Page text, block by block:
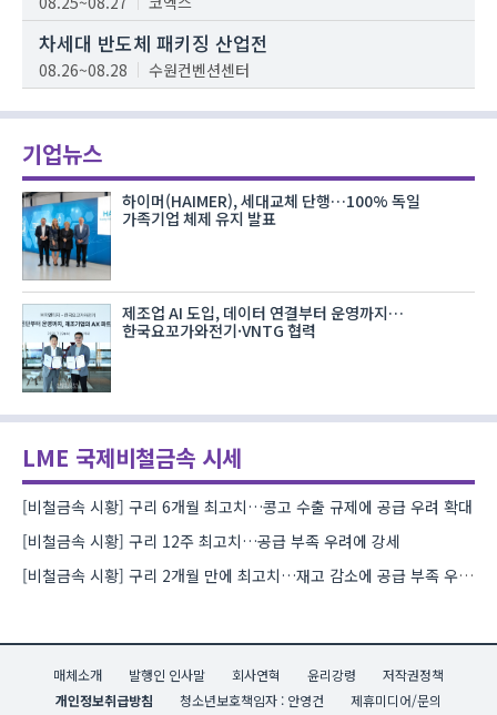
차세대 반도체 패키징 산업전
08.26~08.28 수원컨벤션센터
기업뉴스
하이머(HAIMER), 세대교체 단행…100% 독일
가족기업 체제 유지 발표
제조업 AI 도입, 데이터 연결부터 운영까지…
한국요꼬가와전기·VNTG 협력
LME 국제비철금속 시세
[비철금속 시황] 구리 6개월 최고치…콩고 수출 규제에 공급 우려 확대
[비철금속 시황] 구리 12주 최고치…공급 부족 우려에 강세
[비철금속 시황] 구리 2개월 만에 최고치…재고 감소에 공급 부족 우려 확대
매체소개 발행인 인사말 회사연혁 윤리강령
저작권정책
개인정보취급방침
청소년보호책임자 : 안영건
제휴미디어/문의